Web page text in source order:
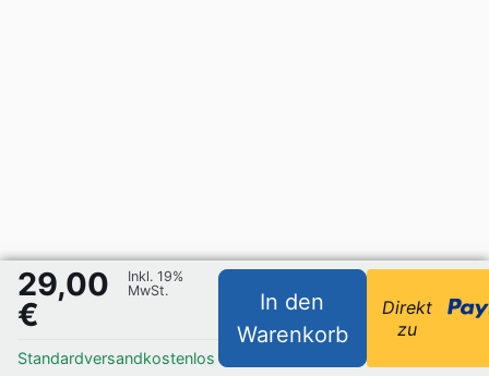
29,00
€
Inkl. 19%
MwSt.
Standardversandkostenlos
In den
Warenkorb
Direkt
zu